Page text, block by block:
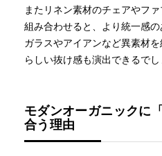
またリネン素材のチェアやフ
組み合わせると、より統一感の
ガラスやアイアンなど異素材
らしい抜け感も演出できるでし
モダンオーガニックに
合う理由